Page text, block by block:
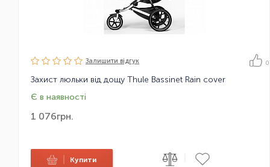
Залишити вiдгук 0
Захист люльки від дощу Thule Bassinet Rain cover
Є в наявності
1 076грн.
Купити